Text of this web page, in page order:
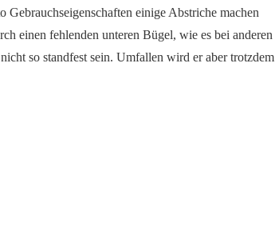
einige Abstriche machen
einen fehlenden unteren Bügel, wie es bei anderen
so standfest sein. Umfallen wird er aber trotzdem